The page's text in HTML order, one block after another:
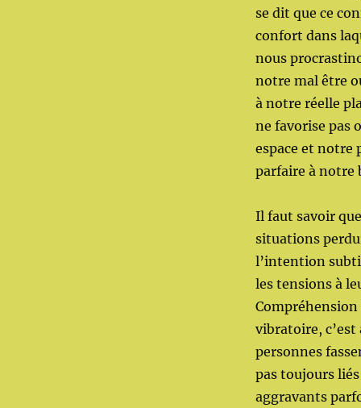
se dit que ce
confort dans
nous
notre mal être
à notre réelle
ne favorise pas
espace et notre
parfaire à notre
Il faut savoir
situations
l’intention
les tensions à
Compréhension
vibratoire, c’est
personnes
pas toujours
aggravants